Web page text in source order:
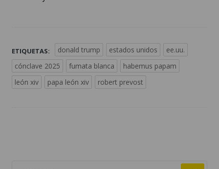
ETIQUETAS: donald trump estados unidos
ee.uu.
cónclave 2025
fumata blanca
habemus papam
león xiv
papa león xiv robert prevost